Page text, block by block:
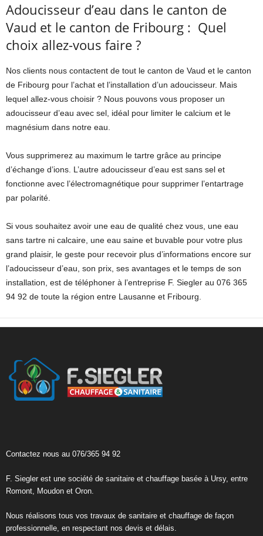
Adoucisseur d’eau dans le canton de
Vaud et le canton de Fribourg : Quel
choix allez-vous faire ?
Nos clients nous contactent de tout le canton de Vaud et le canton
de Fribourg pour l’achat et l’installation d’un adoucisseur. Mais
lequel allez-vous choisir ? Nous pouvons vous proposer un
adoucisseur d’eau avec sel, idéal pour limiter le calcium et le
magnésium dans notre eau.
Vous supprimerez au maximum le tartre grâce au principe
d’échange d’ions. L’autre adoucisseur d’eau est sans sel et
fonctionne avec l’électromagnétique pour supprimer l’entartrage
par polarité.
Si vous souhaitez avoir une eau de qualité chez vous, une eau
sans tartre ni calcaire, une eau saine et buvable pour votre plus
grand plaisir, le geste pour recevoir plus d’informations encore sur
l’adoucisseur d’eau, son prix, ses avantages et le temps de son
installation, est de téléphoner à l’entreprise F. Siegler au 076 365
94 92 de toute la région entre Lausanne et Fribourg.
Contactez nous au 076/365 94 92
F. Siegler est une société de sanitaire et chauffage basée à Ursy, entre
Romont, Moudon et Oron.
Nous réalisons tous vos travaux de sanitaire et chauffage de façon
professionnelle, en respectant nos devis et délais.